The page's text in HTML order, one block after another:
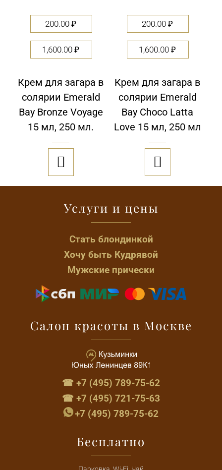
200.00 ₽
1,600.00 ₽
Крем для загара в
солярии Emerald
Bay Bronze Voyage
15 мл, 250 мл.

200.00 ₽
1,600.00 ₽
Крем для загара в
солярии Emerald
Bay Choco Latta
Love 15 мл, 250 мл

Услуги и цены
Стать блондинкой
Хочу быть Кудрявой
Мужские прически
Салон красоты в Москве
☎ +7 (495) 789-75-62
☎ +7 (495) 721-75-63
+7 (495) 789-75-62
Бесплатно